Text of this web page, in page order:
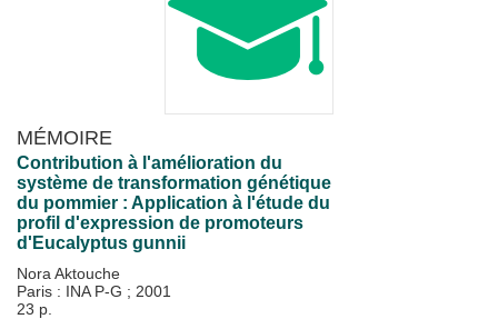
MÉMOIRE
Contribution à l'amélioration du
système de transformation génétique
du pommier : Application à l'étude du
profil d'expression de promoteurs
d'Eucalyptus gunnii
Nora Aktouche
Paris : INA P-G ; 2001
23 p.